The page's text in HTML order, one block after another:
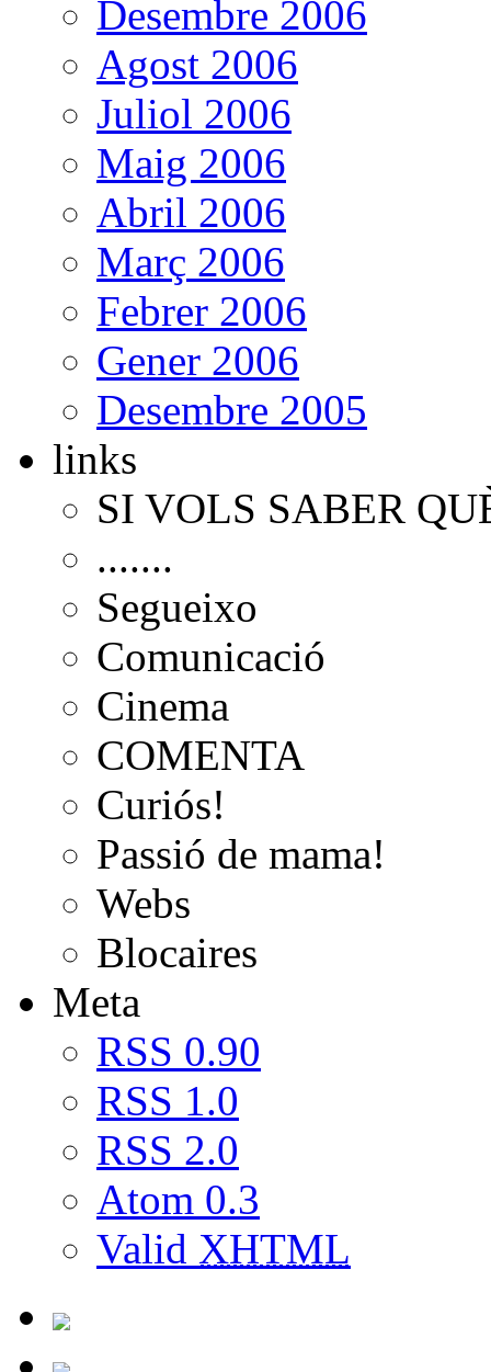
Desembre 2006
Agost 2006
Juliol 2006
Maig 2006
Abril 2006
Març 2006
Febrer 2006
Gener 2006
Desembre 2005
links
SI VOLS SABER
.......
Segueixo
Comunicació
Cinema
COMENTA
Curiós!
Passió de mama!
Webs
Blocaires
Meta
RSS 0.90
RSS 1.0
RSS 2.0
Atom 0.3
Valid XHTML